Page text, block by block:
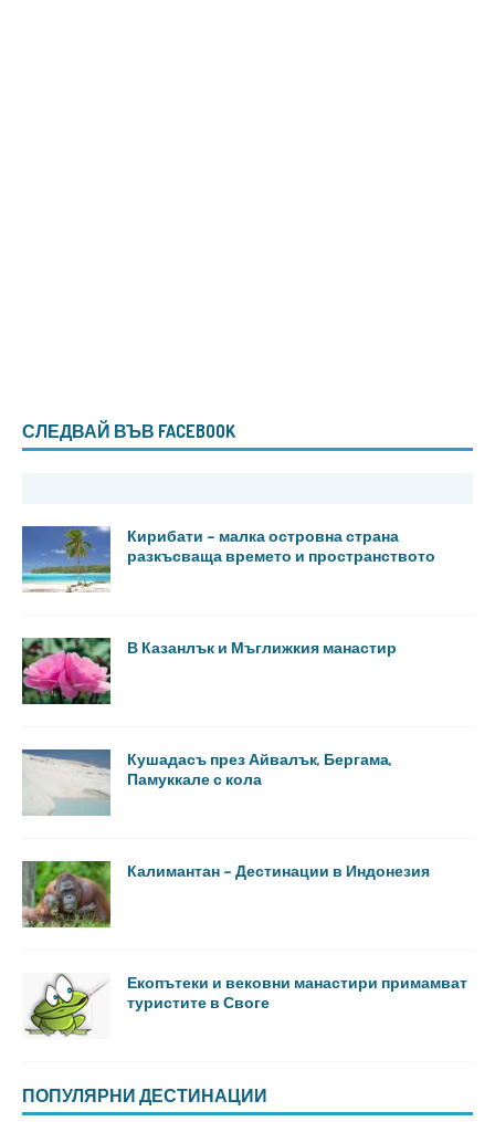
СЛЕДВАЙ ВЪВ FACEBOOK
Кирибати – малка островна страна
разкъсваща времето и пространството
В Казанлък и Мъглижкия манастир
Кушадасъ през Айвалък, Бергама,
Памуккале с кола
Калимантан – Дестинации в Индонезия
Екопътеки и вековни манастири примамват
туристите в Своге
ПОПУЛЯРНИ ДЕСТИНАЦИИ